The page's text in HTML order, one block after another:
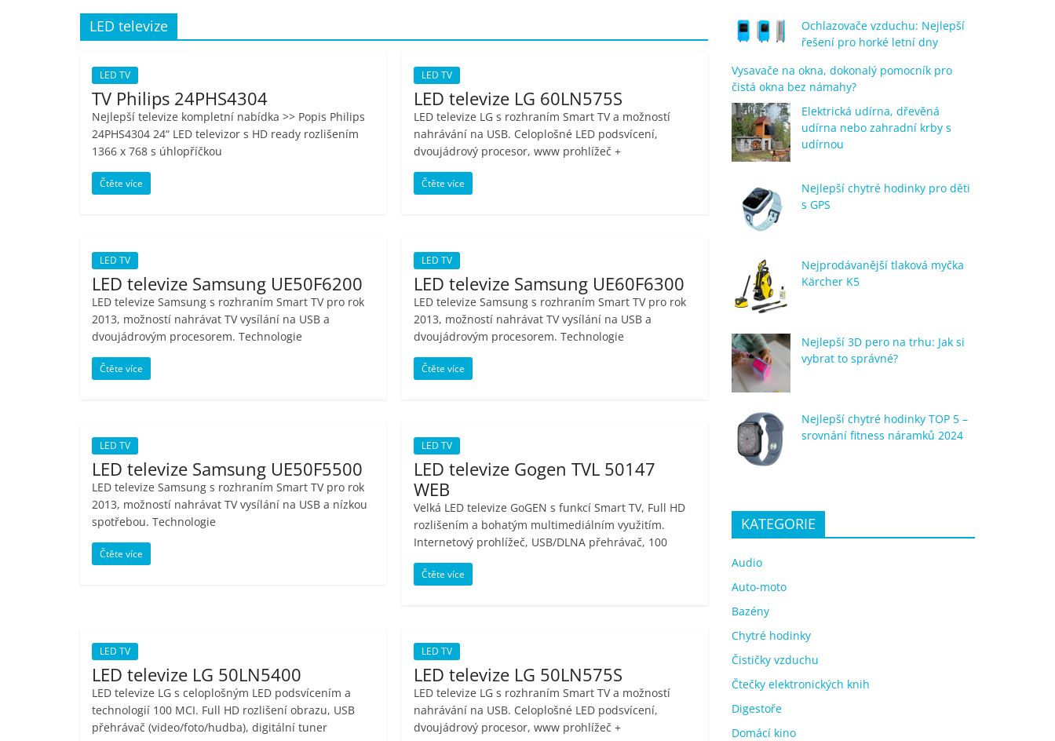
porovnání,
pračky,
televize,
notebooky,
mobilní
telefony,
kávovary,
bazény
Nejlepší
OK,
recenze,
pračky,
televize,
notebooky,
mobilní
telefony,
LED televize
LED TV
TV Philips 24PHS4304
Nejlepší televize kompletní nabídka >> Popis Philips
24PHS4304 24“ LED televizor s HD ready rozlišením
1366 x 768 s úhlopříčkou
Čtěte více
LED TV
LED televize LG 60LN575S
LED televize LG s rozhraním Smart TV a možností
nahrávání na USB. Celoplošné LED podsvícení,
dvoujádrový procesor, www prohlížeč +
Čtěte více
LED TV
LED televize Samsung UE50F6200
LED televize Samsung s rozhraním Smart TV pro rok
2013, možností nahrávat TV vysílání na USB a
dvoujádrovým procesorem. Technologie
Čtěte více
LED TV
LED televize Samsung UE60F6300
LED televize Samsung s rozhraním Smart TV pro rok
2013, možností nahrávat TV vysílání na USB a
dvoujádrovým procesorem. Technologie
Čtěte více
LED TV
LED televize Samsung UE50F5500
LED televize Samsung s rozhraním Smart TV pro rok
2013, možností nahrávat TV vysílání na USB a nízkou
spotřebou. Technologie
Čtěte více
LED TV
LED televize Gogen TVL 50147
WEB
Velká LED televize GoGEN s funkcí Smart TV, Full HD
rozlišením a bohatým multimediálním využitím.
Internetový prohlížeč, USB/DLNA přehrávač, 100
Čtěte více
LED TV
LED televize LG 50LN5400
LED televize LG s celoplošným LED podsvícením a
technologií 100 MCI. Full HD rozlišení obrazu, USB
přehrávač (video/foto/hudba), digitální tuner
LED TV
LED televize LG 50LN575S
LED televize LG s rozhraním Smart TV a možností
nahrávání na USB. Celoplošné LED podsvícení,
dvoujádrový procesor, www prohlížeč +
Ochlazovače vzduchu: Nejlepší
řešení pro horké letní dny
Vysavače na okna, dokonalý pomocník pro
čistá okna bez námahy?
Elektrická udírna, dřevěná
udírna nebo zahradní krby s
udírnou
Nejlepší chytré hodinky pro děti
s GPS
Nejprodávanější tlaková myčka
Kärcher K5
Nejlepší 3D pero na trhu: Jak si
vybrat to správné?
Nejlepší chytré hodinky TOP 5 –
srovnání fitness náramků 2024
KATEGORIE
Audio
Auto-moto
Bazény
Chytré hodinky
Čističky vzduchu
Čtečky elektronických knih
Digestoře
Domácí kino